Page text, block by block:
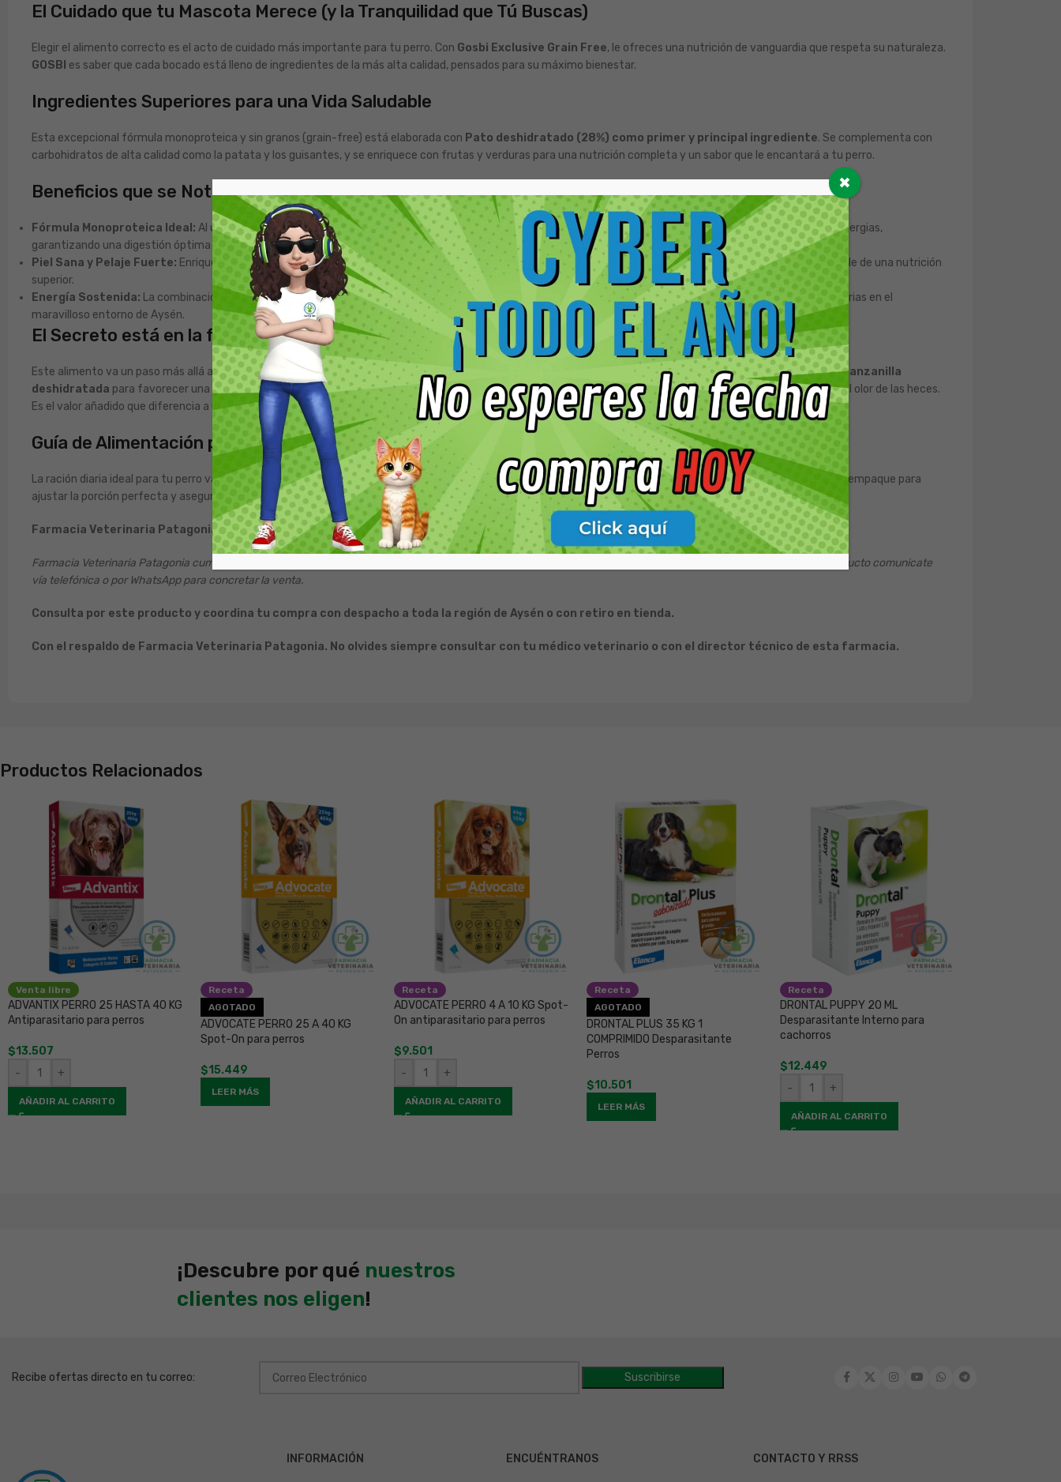
El Cuidado que tu Mascota Merece (y la Tranquilidad que Tú Buscas)
Elegir el alimento correcto es el acto de cuidado más importante para tu perro. Con Gosbi Exclusive Grain Free, le ofreces una nutrición de vanguardia que respeta su naturaleza.
GOSBI es saber que cada bocado está lleno de ingredientes de la más alta calidad, pensados para su máximo bienestar.
Ingredientes Superiores para una Vida Saludable
Esta excepcional fórmula monoproteica y sin granos (grain-free) está elaborada con Pato deshidratado (28%) como primer y principal ingrediente. Se complementa con
carbohidratos de alta calidad como la patata y los guisantes, y se enriquece con frutas y verduras para una nutrición completa y un sabor que le encantará a tu perro.
Beneficios que se Notan y se Sienten
Fórmula Monoproteica Ideal: Al utilizar el pato como única fuente de proteína animal, es una excelente opción para perros con sensibilidades alimentarias o alergias,
garantizando una digestión óptima y heces compactas.
Piel Sana y Pelaje Fuerte: Enriquecido con ácidos grasos esenciales, este alimento promueve una barrera cutánea saludable y un pelaje brillante, el reflejo visible de una nutrición
superior.
Energía Sostenida: La combinación de proteína de alta calidad y carbohidratos complejos proporciona la energía que tu perro necesita para sus actividades diarias en el
maravilloso entorno de Aysén.
El Secreto está en la fórmula
Este alimento va un paso más allá al incorporar la Fórmula Provital , el secreto de Gosbi para una nutrición superior. Esta mezcla incluye ingredientes como lamanzanilla
deshidratada para favorecer una digestión calmada,aceite de borraja para nutrir la piel y el pelaje desde adentro, yextracto de yucaque ayuda a reducir el olor de las heces.
Es el valor añadido que diferencia a Gosbi, cuidando la salud integral de tu perro.
Guía de Alimentación para un Cuidado Ótimo
La ración diaria ideal para tu perro varía según su peso, edad y nivel de actividad. Te recomendamos consultar la tabla de alimentación detallada en el reverso del empaque para
ajustar la porción perfecta y asegurar que reciba todos sus beneficios.
Farmacia Veterinaria Patagonia, distribuidor oficial de GOSBI en la región de Aysén.
Farmacia Veterinaria Patagonia cumple los lineamientos de Gosbi España y no realiza ventas de sus productos vía internet ni redes sociales. Si te interesa este producto comunicate
vía telefónica o por WhatsApp para concretar la venta.
Consulta por este producto y coordina tu compra con despacho a toda la región de Aysén o con retiro en tienda.
Con el respaldo de Farmacia Veterinaria Patagonia. No olvides siempre consultar con tu médico veterinario o con el director técnico de esta farmacia.
Productos Relacionados
Venta libre
ADVANTIX PERRO 25 HASTA 40 KG
Antiparasitario para perros
$13.507
-
+
AÑADIR AL CARRITO
Receta
AGOTADO
ADVOCATE PERRO 25 A 40 KG
Spot-On para perros
$15.449
LEER MÁS
Receta
ADVOCATE PERRO 4 A 10 KG Spot-
On antiparasitario para perros
$9.501
-
+
AÑADIR AL CARRITO
Receta
AGOTADO
DRONTAL PLUS 35 KG 1
COMPRIMIDO Desparasitante
Perros
$10.501
LEER MÁS
Receta
DRONTAL PUPPY 20 ML
Desparasitante Interno para
cachorros
$12.449
-
+
AÑADIR AL CARRITO
¡Descubre por qué nuestros
clientes nos eligen!
Recibe ofertas directo en tu correo:
INFORMACIÓN ENCUÉNTRANOS CONTACTO Y RRSS
✖